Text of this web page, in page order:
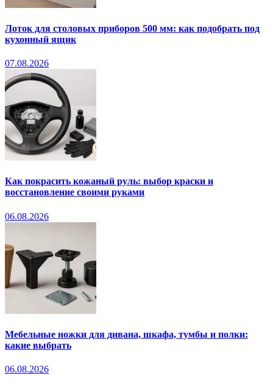
Лоток для столовых приборов 500 мм: как подобрать под
кухонный ящик
07.08.2026
Как покрасить кожаный руль: выбор краски и
восстановление своими руками
06.08.2026
Мебельные ножки для дивана, шкафа, тумбы и полки:
какие выбрать
06.08.2026